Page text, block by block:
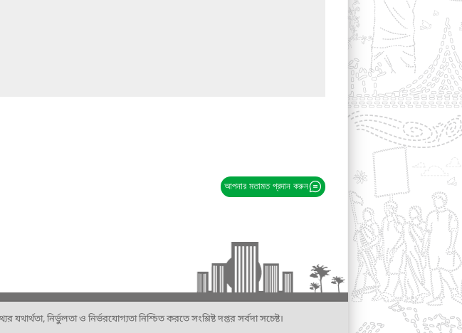
আপনার মতামত প্রদান করুন
নির্ভুলতা ও নির্ভরযোগ্যতা নিশ্চিত করতে সংশ্লিষ্ট দপ্তর সর্বদা সচেষ্ট।